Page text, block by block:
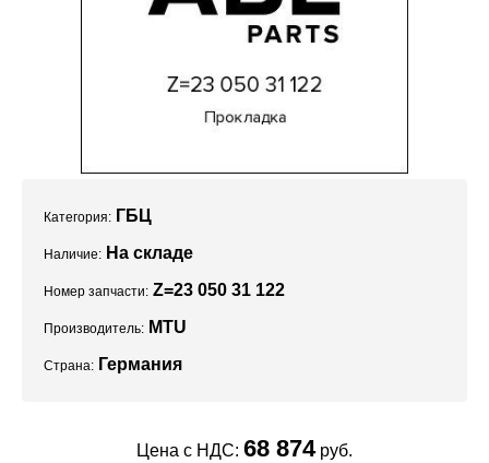
Категория: ГБЦ
Наличие: На складе
Номер запчасти: Z=23 050 31 122
Производитель: MTU
Страна: Германия
Цена с НДС: 68 874руб.